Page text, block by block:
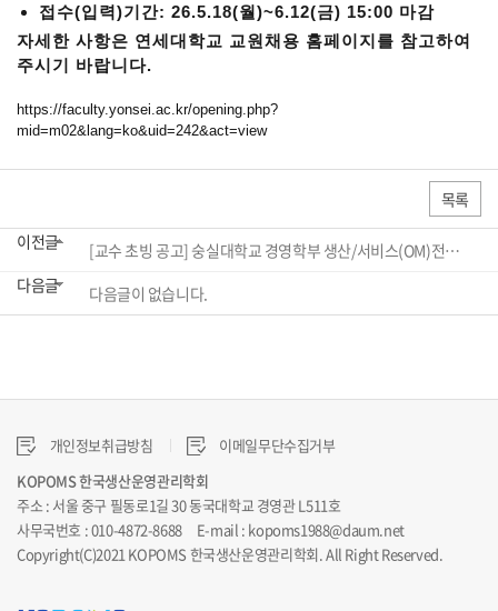
접수(입력)기간: 26.5.18(월)~6.12(금) 15:00 마감
자세한 사항은 연세대학교 교원채용 홈페이지를 참고하여
주시기 바랍니다.
https://faculty.yonsei.ac.kr/opening.php?
mid=m02&lang=ko&uid=242&act=view
목록
이전글
[교수 초빙 공고] 숭실대학교 경영학부 생산/서비스(OM)전공에서 2026년 2학기 교수 초빙
다음글
다음글이 없습니다.
개인정보취급방침
이메일무단수집거부
KOPOMS 한국생산운영관리학회
주소 : 서울 중구 필동로1길 30 동국대학교 경영관 L511호
사무국번호 : 010-4872-8688 E-mail : kopoms1988@daum.net
Copyright(C)2021 KOPOMS 한국생산운영관리학회. All Right Reserved.